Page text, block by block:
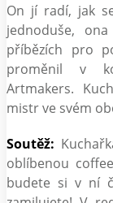
On jí radí, jak
jednoduše,
příbězích pro
proměnil v
Artmakers.
mistr ve svém
Soutěž:
oblíbenou
budete si v ní